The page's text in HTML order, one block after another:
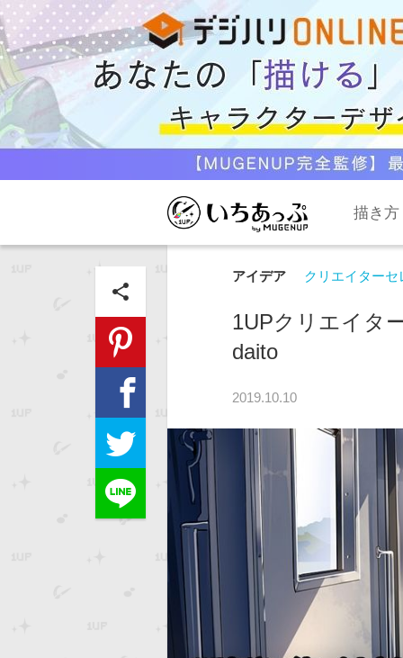
描き方
アイデア クリエイターセ
1UPクリエイタ
daito
2019.10.10
share